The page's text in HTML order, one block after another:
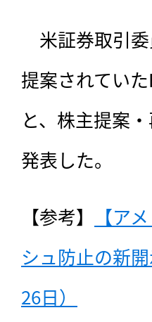
米証券取引委
提案されてい
と、株主提案
発表した。
【参考】
【ア
シュ防止の新
26日）